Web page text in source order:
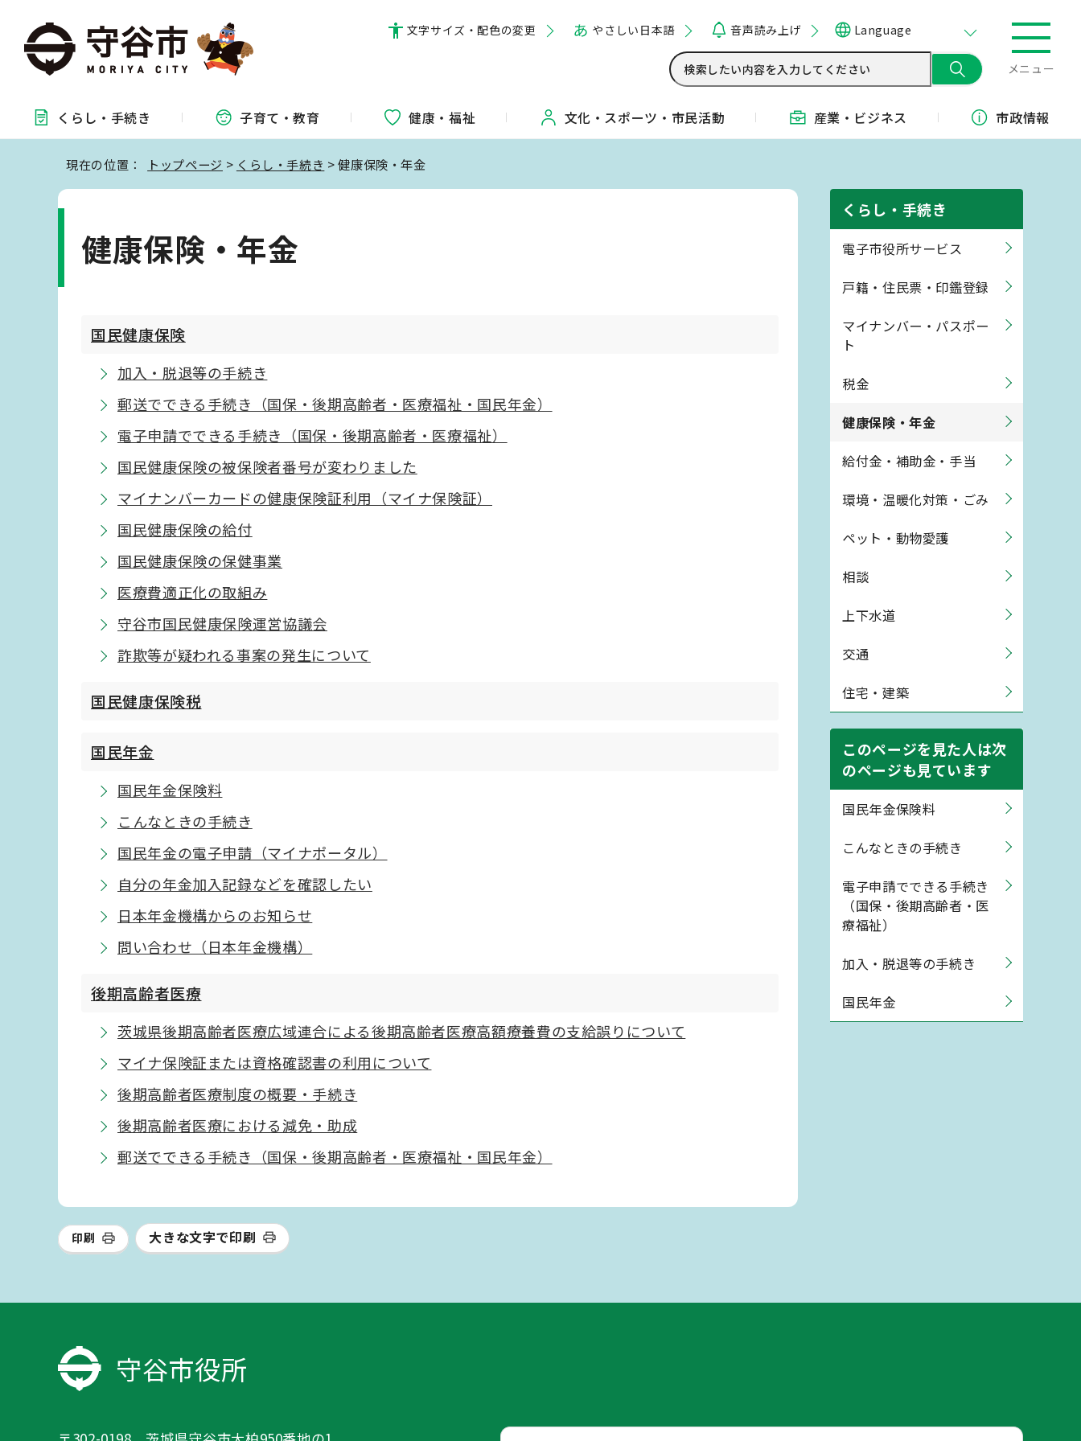
文字サイズ・配色の変更 やさしい日本語 音声読み上げ Language
メニュー
くらし・ 手続き 子育て・教育 健康・福祉 文化・ スポーツ・ 市民活動 産業・ ビジネス 市政情報
現在の位置： トップページ > くらし・手続き > 健康保険・年金
健康保険・年金
国民健康保険
加入・脱退等の手続き
郵送でできる手続き（国保・後期高齢者・医療福祉・国民年金）
電子申請でできる手続き（国保・後期高齢者・医療福祉）
国民健康保険の被保険者番号が変わりました
マイナンバーカードの健康保険証利用（マイナ保険証）
国民健康保険の給付
国民健康保険の保健事業
医療費適正化の取組み
守谷市国民健康保険運営協議会
詐欺等が疑われる事案の発生について
国民健康保険税
国民年金
国民年金保険料
こんなときの手続き
国民年金の電子申請（マイナポータル）
自分の年金加入記録などを確認したい
日本年金機構からのお知らせ
問い合わせ（日本年金機構）
後期高齢者医療
茨城県後期高齢者医療広域連合による後期高齢者医療高額療養費の支給誤りについて
マイナ保険証または資格確認書の利用について
後期高齢者医療制度の概要・手続き
後期高齢者医療における減免・助成
郵送でできる手続き（国保・後期高齢者・医療福祉・国民年金）
くらし・手続き
電子市役所サービス
戸籍・住民票・印鑑登録
マイナンバー・パスポー
ト
税金
健康保険・年金
給付金・補助金・手当
環境・温暖化対策・ごみ
ペット・動物愛護
相談
上下水道
交通
住宅・建築
このページを見た人は次
のページも見ています
国民年金保険料
こんなときの手続き
電子申請でできる手続き
（国保・後期高齢者・医
療福祉）
加入・脱退等の手続き
国民年金
印刷 大きな文字で印刷
守谷市役所